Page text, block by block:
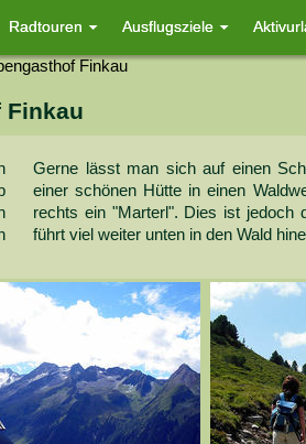
Radtouren Ausflugsziele
Finkau
Finkau
Gerne lässt man sich auf einen
einer schönen Hütte in einen
rechts ein "Marterl". Dies ist jedoch
führt viel weiter unten in den Wald